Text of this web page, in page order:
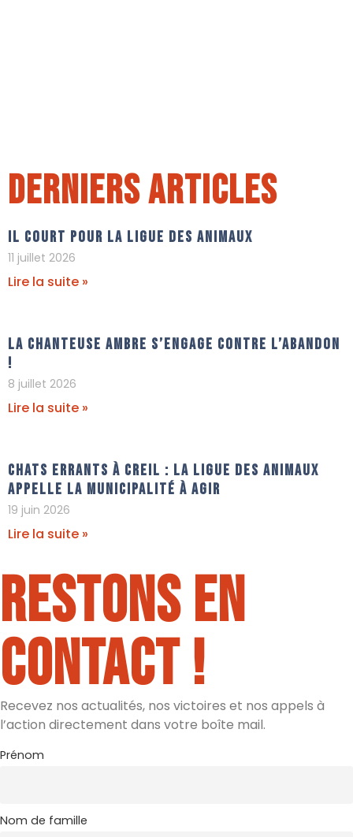
Derniers articles
Il court pour La Ligue Des Animaux
11 juillet 2026
Lire la suite »
La chanteuse Ambre s’engage contre l’abandon
!
8 juillet 2026
Lire la suite »
Chats errants à Creil : La Ligue Des Animaux
appelle la municipalité à agir
19 juin 2026
Lire la suite »
Restons en
contact !
Recevez nos actualités, nos victoires et nos appels à
l’action directement dans votre boîte mail.
Prénom
Nom de famille